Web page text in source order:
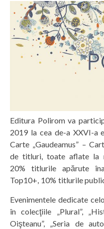
Editura Polirom va
2019 la cea de-a XXVI-a
Carte „Gaudeamus” –
de titluri, toate aflate la
20% titlurile apărute
Top10+, 10% titlurile
Evenimentele dedicate
în colecţiile „Plural”,
Oişteanu”, „Seria de